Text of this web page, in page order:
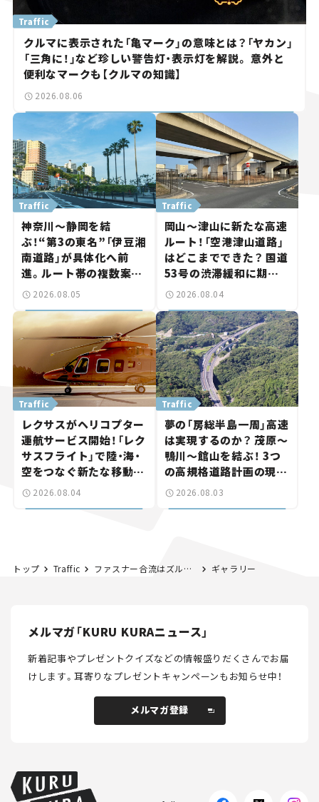
クルマに表示された「亀マーク」の意味とは？「ヤカン」
「三角に！」など珍しい警告灯・表示灯を解説。 意外と
便利なマークも【クルマの知識】
Traffic
2026.08.06
神奈川～静岡を結
ぶ！“第3の東名”「伊豆湘
南道路」が具体化へ前
進。ルート帯の複数案検
討へ。熱海まで信号ゼロ
道路計画】
Traffic
2026.08.05
岡山～津山に新たな高速
ルート！「空港津山道路」
はどこまでできた？ 国道
53号の渋滞緩和に期待。
岡山市側でも動きが【い
Traffic
2026.08.04
レクサスがヘリコプター
運航サービス開始！「レク
サスフライト」で陸・海・
空をつなぐ新たな移動体
験とは
Traffic
2026.08.04
夢の「房総半島一周」高速
は実現するのか？ 茂原～
鴨川～館山を結ぶ！ 3つ
の高規格道路計画の現
状。「館山鴨川道路」で検
Traffic
2026.08.03
トップ Traffic ファスナー合流はズルい？ 渋滞が少なくなるスムーズな合流方法は、本当に有効なのか。 ギャラリー
メルマガ「KURU KURAニュース」
新着記事やプレゼントクイズなどの情報盛りだくさんでお届
けします。耳寄りなプレゼントキャンペーンもお知らせ中！
メルマガ登録